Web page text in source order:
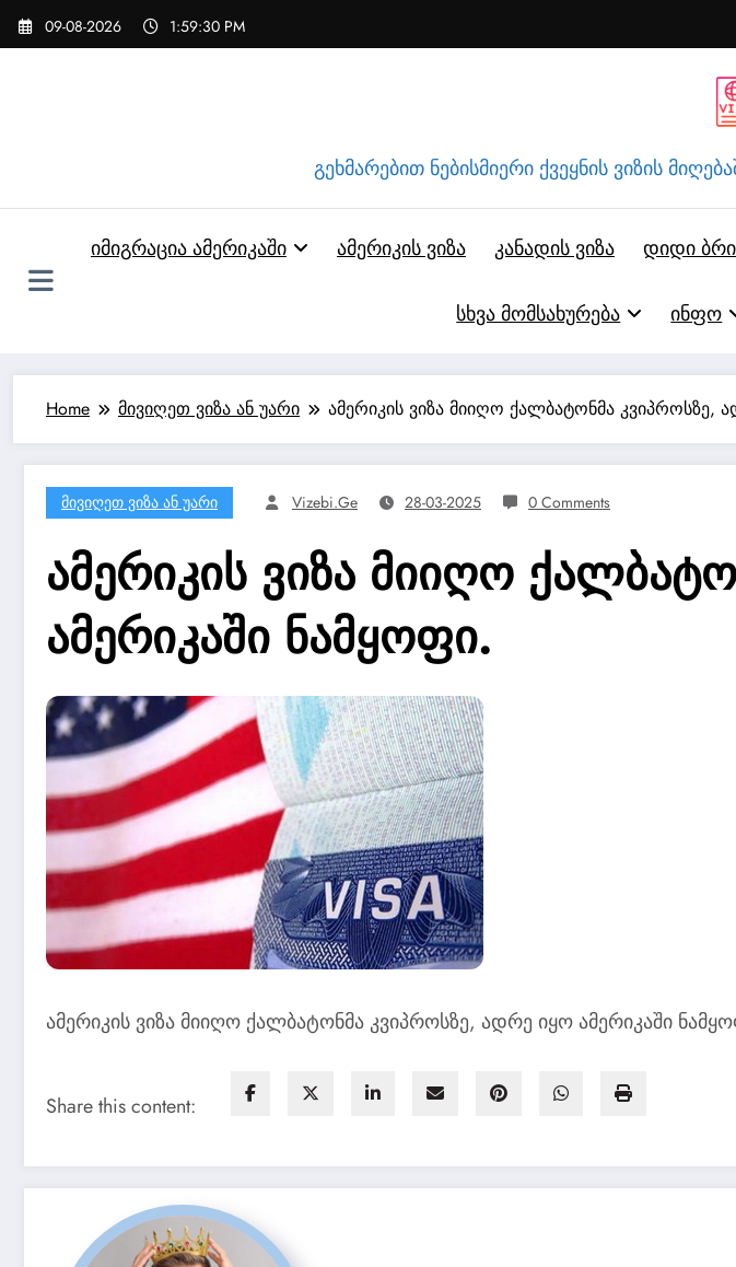
Skip
09-08-2026 1:59:31 PM
გეხმარებით ნებისმიერი ქვეყნის ვიზის
იმიგრაცია ამერიკაში ამერიკის ვიზა კანადის ვიზა დიდი
სხვა მომსახურება ინფო
Home მივიღეთ ვიზა ან უარი ამერიკის ვიზა მიიღო ქალბატონმა კვიპროსზე,
Მივიღეთ Ვიზა Ან Უარი Vizebi.ge 28-03-2025 0 Comments
ამერიკის ვიზა მიიღო
ამერიკაში ნამყოფი.
ამერიკის ვიზა მიიღო ქალბატონმა კვიპროსზე, ადრე იყო ამერიკაში
Share this content: